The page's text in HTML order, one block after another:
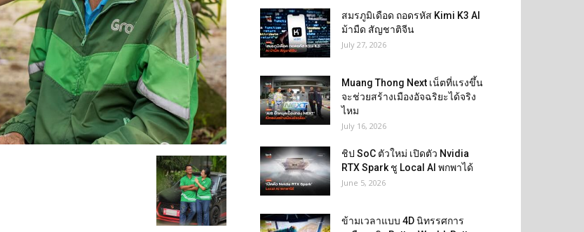
สมรภูมิเดือด ถอดรหัส Kimi K3 AI
ม้ามืด สัญชาติจีน
July 27, 2026
Muang Thong Next เน็ตที่แรงขึ้น
จะช่วยสร้างเมืองอัจฉริยะได้จริง
ไหม
July 16, 2026
ชิป SoC ตัวใหม่ เปิดตัว Nvidia
RTX Spark ชู Local AI พกพาได้
June 5, 2026
ข้ามเวลาแบบ 4D นิทรรศการ